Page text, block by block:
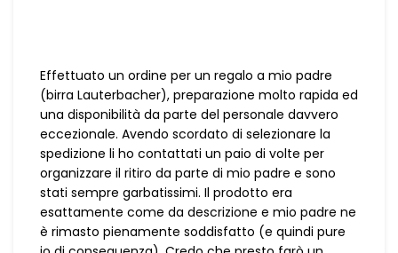
Effettuato un ordine per un regalo a mio padre
(birra Lauterbacher), preparazione molto rapida ed
una disponibilità da parte del personale davvero
eccezionale. Avendo scordato di selezionare la
spedizione li ho contattati un paio di volte per
organizzare il ritiro da parte di mio padre e sono
stati sempre garbatissimi. Il prodotto era
esattamente come da descrizione e mio padre ne
è rimasto pienamente soddisfatto (e quindi pure